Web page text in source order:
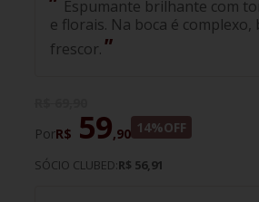
Espumante brilhante com
e florais. Na boca é
frescor.
PorR$ 59,90 14%OFF
SÓCIO CLUBED:R$ 56,91